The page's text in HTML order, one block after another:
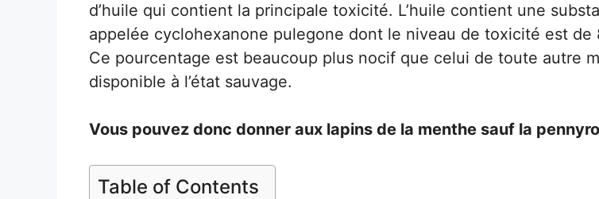
d’huile qui contient la principale toxicité. L’huile contient une
appelée cyclohexanone pulegone dont le niveau de toxicité est de
Ce pourcentage est beaucoup plus nocif que celui de toute autre
disponible à l’état sauvage.
Vous pouvez donc donner aux lapins de la menthe sauf la
Table of Contents